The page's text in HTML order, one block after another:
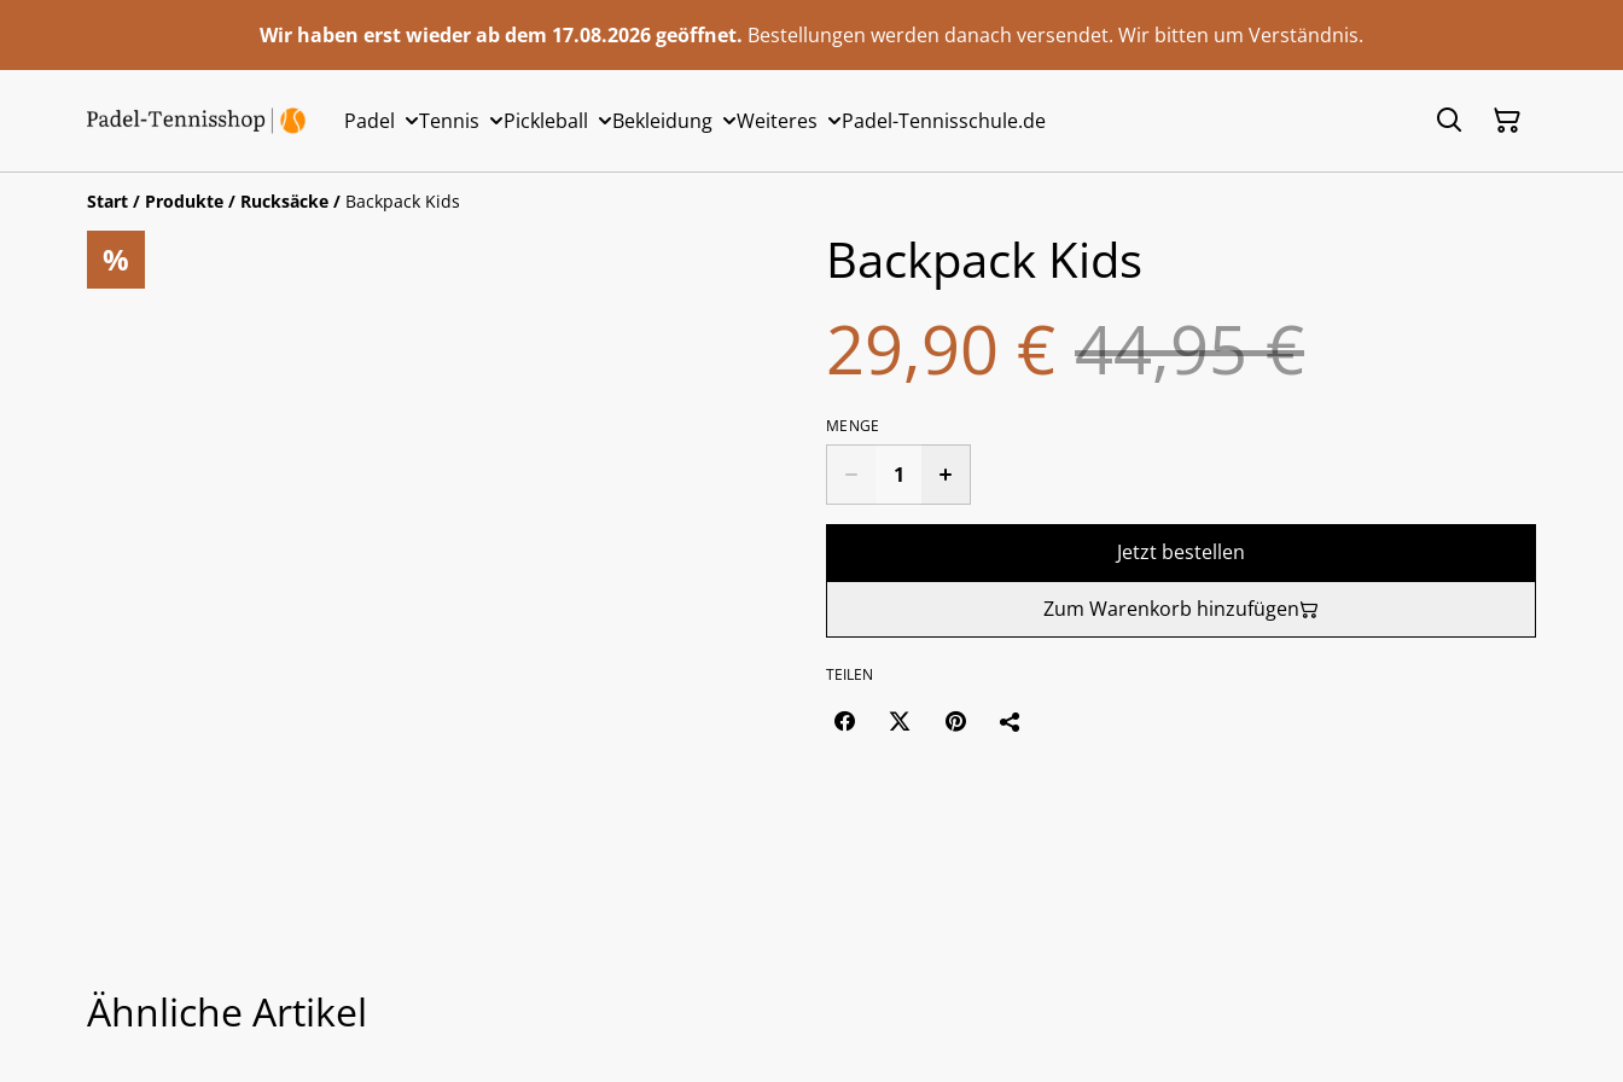
Wir haben erst wieder ab dem 17.08.2026 geöffnet. Bestellungen werden danach versendet. Wir bitten um Verständnis.
Padel Tennis Pickleball Bekleidung Weiteres Padel-Tennisschule.de
Start / Produkte / Rucksäcke / Backpack Kids
% Backpack Kids
29,90 € 44,95 €
MENGE
Jetzt bestellen
Zum Warenkorb hinzufügen
TEILEN
Ähnliche Artikel